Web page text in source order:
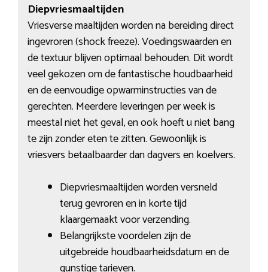
Diepvriesmaaltijden
Vriesverse maaltijden worden na bereiding direct
ingevroren (shock freeze). Voedingswaarden en
de textuur blijven optimaal behouden. Dit wordt
veel gekozen om de fantastische houdbaarheid
en de eenvoudige opwarminstructies van de
gerechten. Meerdere leveringen per week is
meestal niet het geval, en ook hoeft u niet bang
te zijn zonder eten te zitten. Gewoonlijk is
vriesvers betaalbaarder dan dagvers en koelvers.
Diepvriesmaaltijden worden versneld
terug gevroren en in korte tijd
klaargemaakt voor verzending.
Belangrijkste voordelen zijn de
uitgebreide houdbaarheidsdatum en de